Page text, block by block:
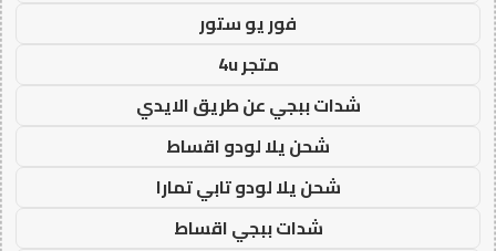
فور يو ستور
متجر 4u
شدات ببجي عن طريق الايدي
شحن يلا لودو اقساط
شحن يلا لودو تابي تمارا
شدات ببجي اقساط